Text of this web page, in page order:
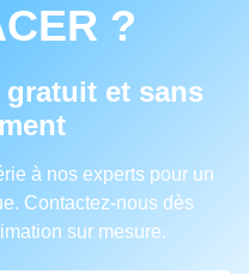
?
et sans
à nos experts pour un
Contactez-nous dès
sur mesure.